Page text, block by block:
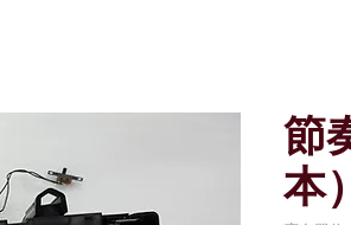
節
本）